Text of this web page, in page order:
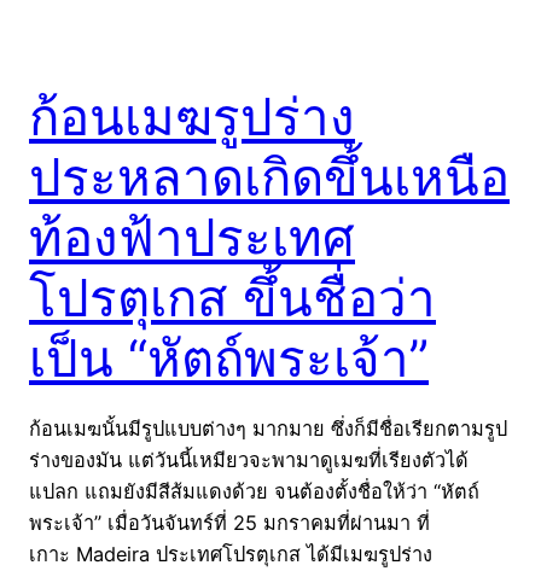
ก้อนเมฆรูปร่าง
ประหลาดเกิดขึ้นเหนือ
ท้องฟ้าประเทศ
โปรตุเกส ขึ้นชื่อว่า
เป็น “หัตถ์พระเจ้า”
ก้อนเมฆนั้นมีรูปแบบต่างๆ มากมาย ซึ่งก็มีชื่อเรียกตามรูป
ร่างของมัน แต่วันนี้เหมียวจะพามาดูเมฆที่เรียงตัวได้
แปลก แถมยังมีสีส้มแดงด้วย จนต้องตั้งชื่อให้ว่า “หัตถ์
พระเจ้า” เมื่อวันจันทร์ที่ 25 มกราคมที่ผ่านมา ที่
เกาะ Madeira ประเทศโปรตุเกส ได้มีเมฆรูปร่าง